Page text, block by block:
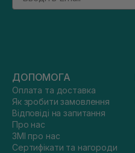
ДОПОМОГА
Оплата та доставка
Як зробити замовлення
Відповіді на запитання
Про нас
ЗМІ про нас
Сертифікати та нагороди